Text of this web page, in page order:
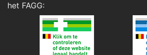
het FAGG: